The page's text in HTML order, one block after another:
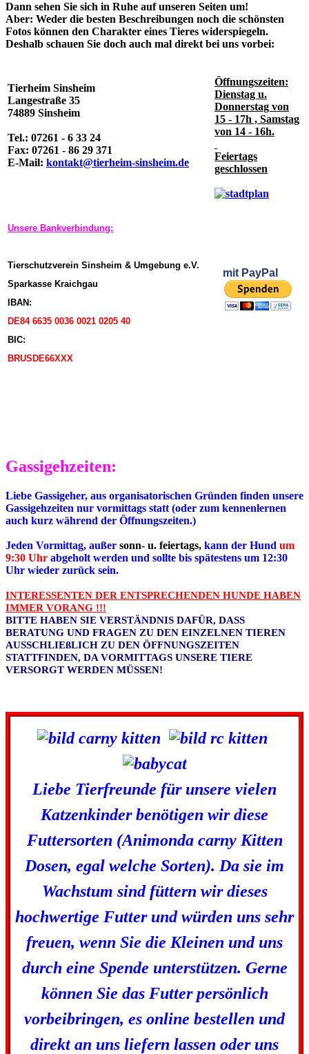
Dann sehen Sie sich in Ruhe auf unseren Seiten um!
Aber: Weder die besten Beschreibungen noch die schönsten
Fotos können den Charakter eines Tieres widerspiegeln.
Deshalb schauen Sie doch auch mal direkt bei uns vorbei:
Tierheim Sinsheim
Langestraße 35
74889 Sinsheim
Tel.: 07261 - 6 33 24
Fax: 07261 - 86 29 371
E-Mail: kontakt@tierheim-sinsheim.de
Öffnungszeiten:
Dienstag u.
Donnerstag von
15 - 17h , Samstag
von 14 - 16h.
Feiertags
geschlossen
Unsere Bankverbindung:
Tierschutzverein Sinsheim & Umgebung e.V.
Sparkasse Kraichgau
IBAN:
DE84 6635 0036 0021 0205 40
BIC:
BRUSDE66XXX
mit PayPal
Gassigehzeiten:
Liebe Gassigeher, aus organisatorischen Gründen finden unsere
Gassigehzeiten nur vormittags statt (oder zum kennenlernen
auch kurz während der Öffnungszeiten.)
Jeden Vormittag, außer sonn- u. feiertags, kann der Hund um
9:30 Uhr abgeholt werden und sollte bis spätestens um 12:30
Uhr wieder zurück sein.
INTERESSENTEN DER ENTSPRECHENDEN HUNDE HABEN
IMMER VORANG !!!
BITTE HABEN SIE VERSTÄNDNIS DAFÜR, DASS
BERATUNG UND FRAGEN ZU DEN EINZELNEN TIEREN
AUSSCHLIEßLICH ZU DEN ÖFFNUNGSZEITEN
STATTFINDEN, DA VORMITTAGS UNSERE TIERE
VERSORGT WERDEN MÜSSEN!
Liebe Tierfreunde für unsere vielen
Katzenkinder benötigen wir diese
Futtersorten (Animonda carny Kitten
Dosen, egal welche Sorten). Da sie im
Wachstum sind füttern wir dieses
hochwertige Futter und würden uns sehr
freuen, wenn Sie die Kleinen und uns
durch eine Spende unterstützen. Gerne
können Sie das Futter persönlich
vorbeibringen, es online bestellen und
direkt an uns liefern lassen oder uns